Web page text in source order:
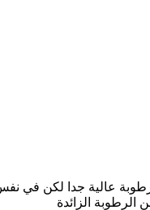
عالية جدا لكن
الزائدة